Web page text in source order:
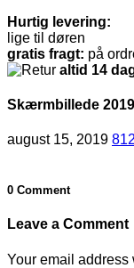
Hurtig levering:
lige til døren
gratis fragt: på
altid 14
Skærmbillede
august 15, 2019
0 Comment
Leave a Comment
Your email